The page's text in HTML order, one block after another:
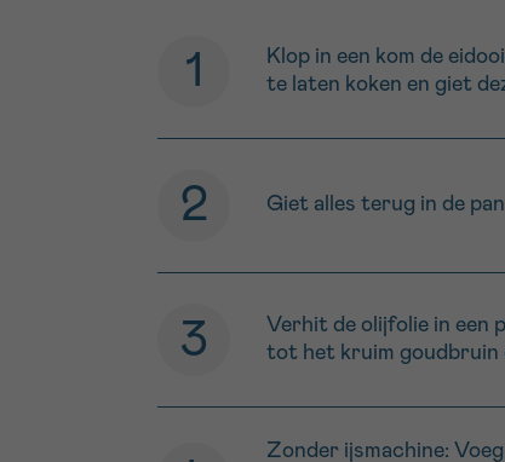
Klop in een kom de
te laten koken en giet
Giet alles terug in de
Verhit de olijfolie in een
tot het kruim goudbruin
Zonder ijsmachine: